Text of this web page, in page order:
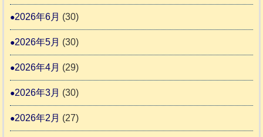
告
す
本
物
推
2026年6月 (30)
2026年5月 (30)
2026年4月 (29)
2026年3月 (30)
2026年2月 (27)